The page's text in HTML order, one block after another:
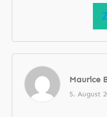
Maurice
5. August